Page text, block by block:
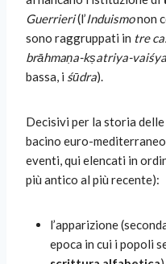
Guerrieri(l’Induismonon
sono raggruppati in tre
brāhmaṇa-kṣatriya-vaiśya
bassa, i śūdra).
Decisivi per la storia
bacino euro-
eventi, qui elencati in
più antico al più recente):
l’apparizione
epoca in cui i popoli